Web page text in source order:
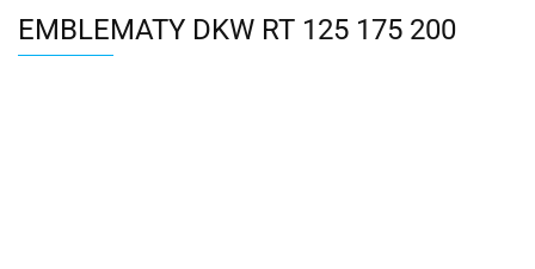
EMBLEMATY DKW RT 125 175 200